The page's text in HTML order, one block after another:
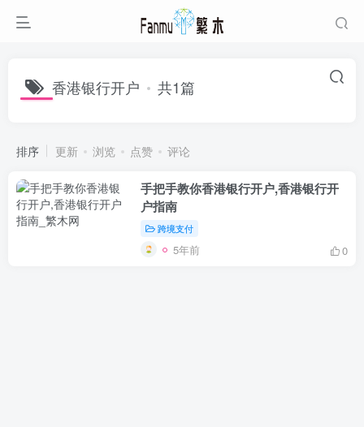
香港银行开户 共1篇
排序 更新 浏览 点赞 评论
手把手教你香港银行开户,香港银行开
户指南
跨境支付
5年前 0